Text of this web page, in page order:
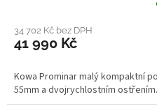
34 702 Kč bez DPH
41 990 Kč
Kowa Prominar malý kompaktní
55mm a dvojrychlostním ostřením.